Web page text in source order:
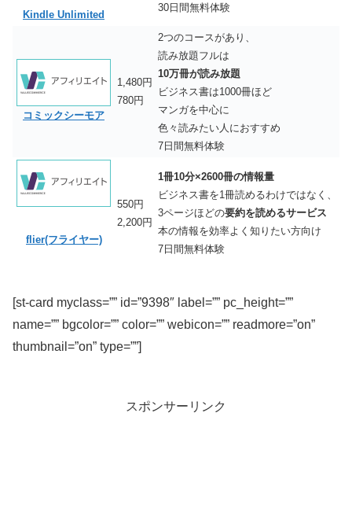
Kindle Unlimited
30日間無料体験
コミックシーモア
1,480円
780円
2つのコースがあり、
読み放題フルは
10万冊が読み放題
ビジネス書は1000冊ほど
マンガを中心に
色々読みたい人におすすめ
7日間無料体験
flier(フライヤー)
550円
2,200円
1冊10分×2600冊の情報量
ビジネス書を1冊読めるわけではなく、
3ページほどの要約を読めるサービス
本の情報を効率よく知りたい方向け
7日間無料体験
[st-card myclass=”” id=”9398″ label=”” pc_height=””
name=”” bgcolor=”” color=”” webicon=”” readmore=”on”
thumbnail=”on” type=””]
スポンサーリンク